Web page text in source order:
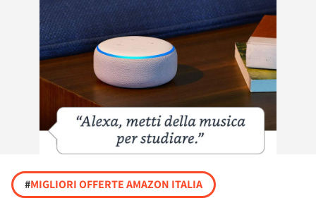
#MIGLIORI OFFERTE AMAZON ITALIA